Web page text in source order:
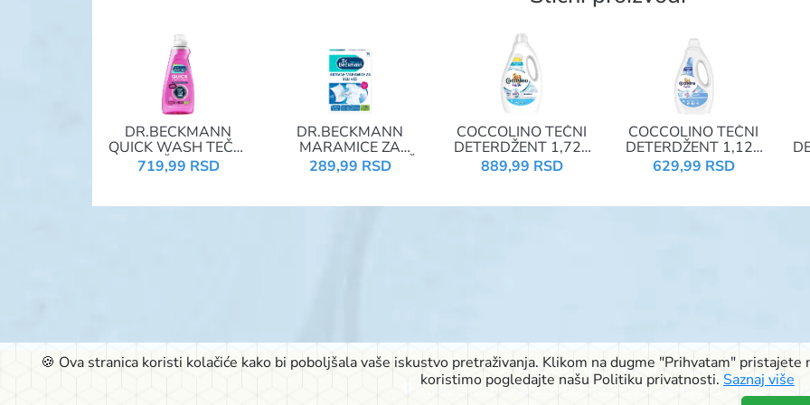
DR.BECKMANN
QUICK WASH TEČNI
DETERDŽENT 800ML
COLOR PROTECT /
719,99 RSD
DR.BECKMANN
MARAMICE ZA
BLISTAVO BELI VEŠ
15KOM
289,99 RSD
COCCOLINO TEČNI
DETERDŽENT 1,72L
SENSITIVE
889,99 RSD
COCCOLINO TEČNI
DETERDŽENT 1,12L
WHITE
629,99 RSD
© 2026 Signal doo Subotica
Rudić ulica 6,Pačirski put 48,Blaška Rajića 11,Kireška 90K
🍪 Ova stranica koristi kolačiće kako bi poboljšala vaše iskustvo pretraživanja. Klikom na dugme "Prihvatam"
koristimo pogledajte našu Politiku privatnosti. Saznaj više